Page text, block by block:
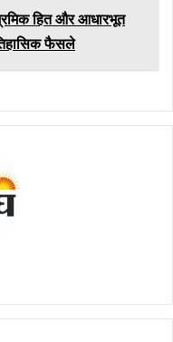
हित और आधारभूत
फैसले